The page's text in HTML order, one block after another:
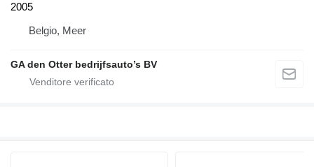
2005
Belgio, Meer
GA den Otter bedrijfsauto’s BV